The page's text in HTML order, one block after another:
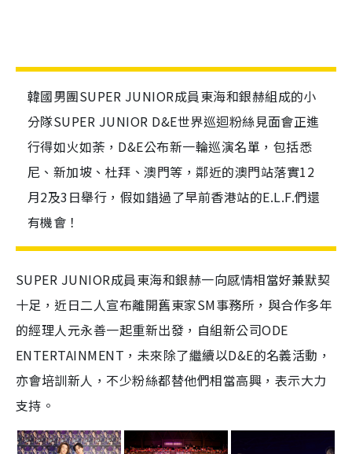
韓國男團SUPER JUNIOR成員東海和銀赫組成的小
分隊SUPER JUNIOR D&E世界巡迴粉絲見面會正進
行得如火如荼，D&E公布新一輪巡演名單，包括悉
尼、新加坡、杜拜、澳門等，鄰近的澳門站落實12
月2及3日舉行，假如錯過了早前香港站的E.L.F.們還
有機會！
SUPER JUNIOR成員東海和銀赫一向感情相當好兼默契
十足，近日二人宣布離開舊東家SM事務所，與合作多年
的經理人元永善一起重新出發，自組新公司ODE
ENTERTAINMENT，未來除了繼續以D&E的名義活動，
亦會培訓新人，不少粉絲都替他們相當高興，表示大力
支持。